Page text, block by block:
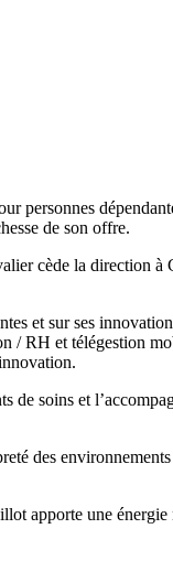
personnes
de son offre.
cède la direction
et sur ses
RH et télégestion
de soins et
des
apporte une